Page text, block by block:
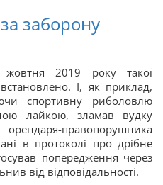
заборону
2019 року такої
І, як приклад,
спортивну риболовлю
лайкою, зламав вудку
правопорушника
в протоколі про дрібне
попередження через
від відповідальності.